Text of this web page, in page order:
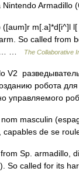
Nintendo
m[.a]*d[i^]l
So called from
…
The Collaborative
V2
робота
управляемого
masculin
capables de se
Sp. armadillo,
So called for its